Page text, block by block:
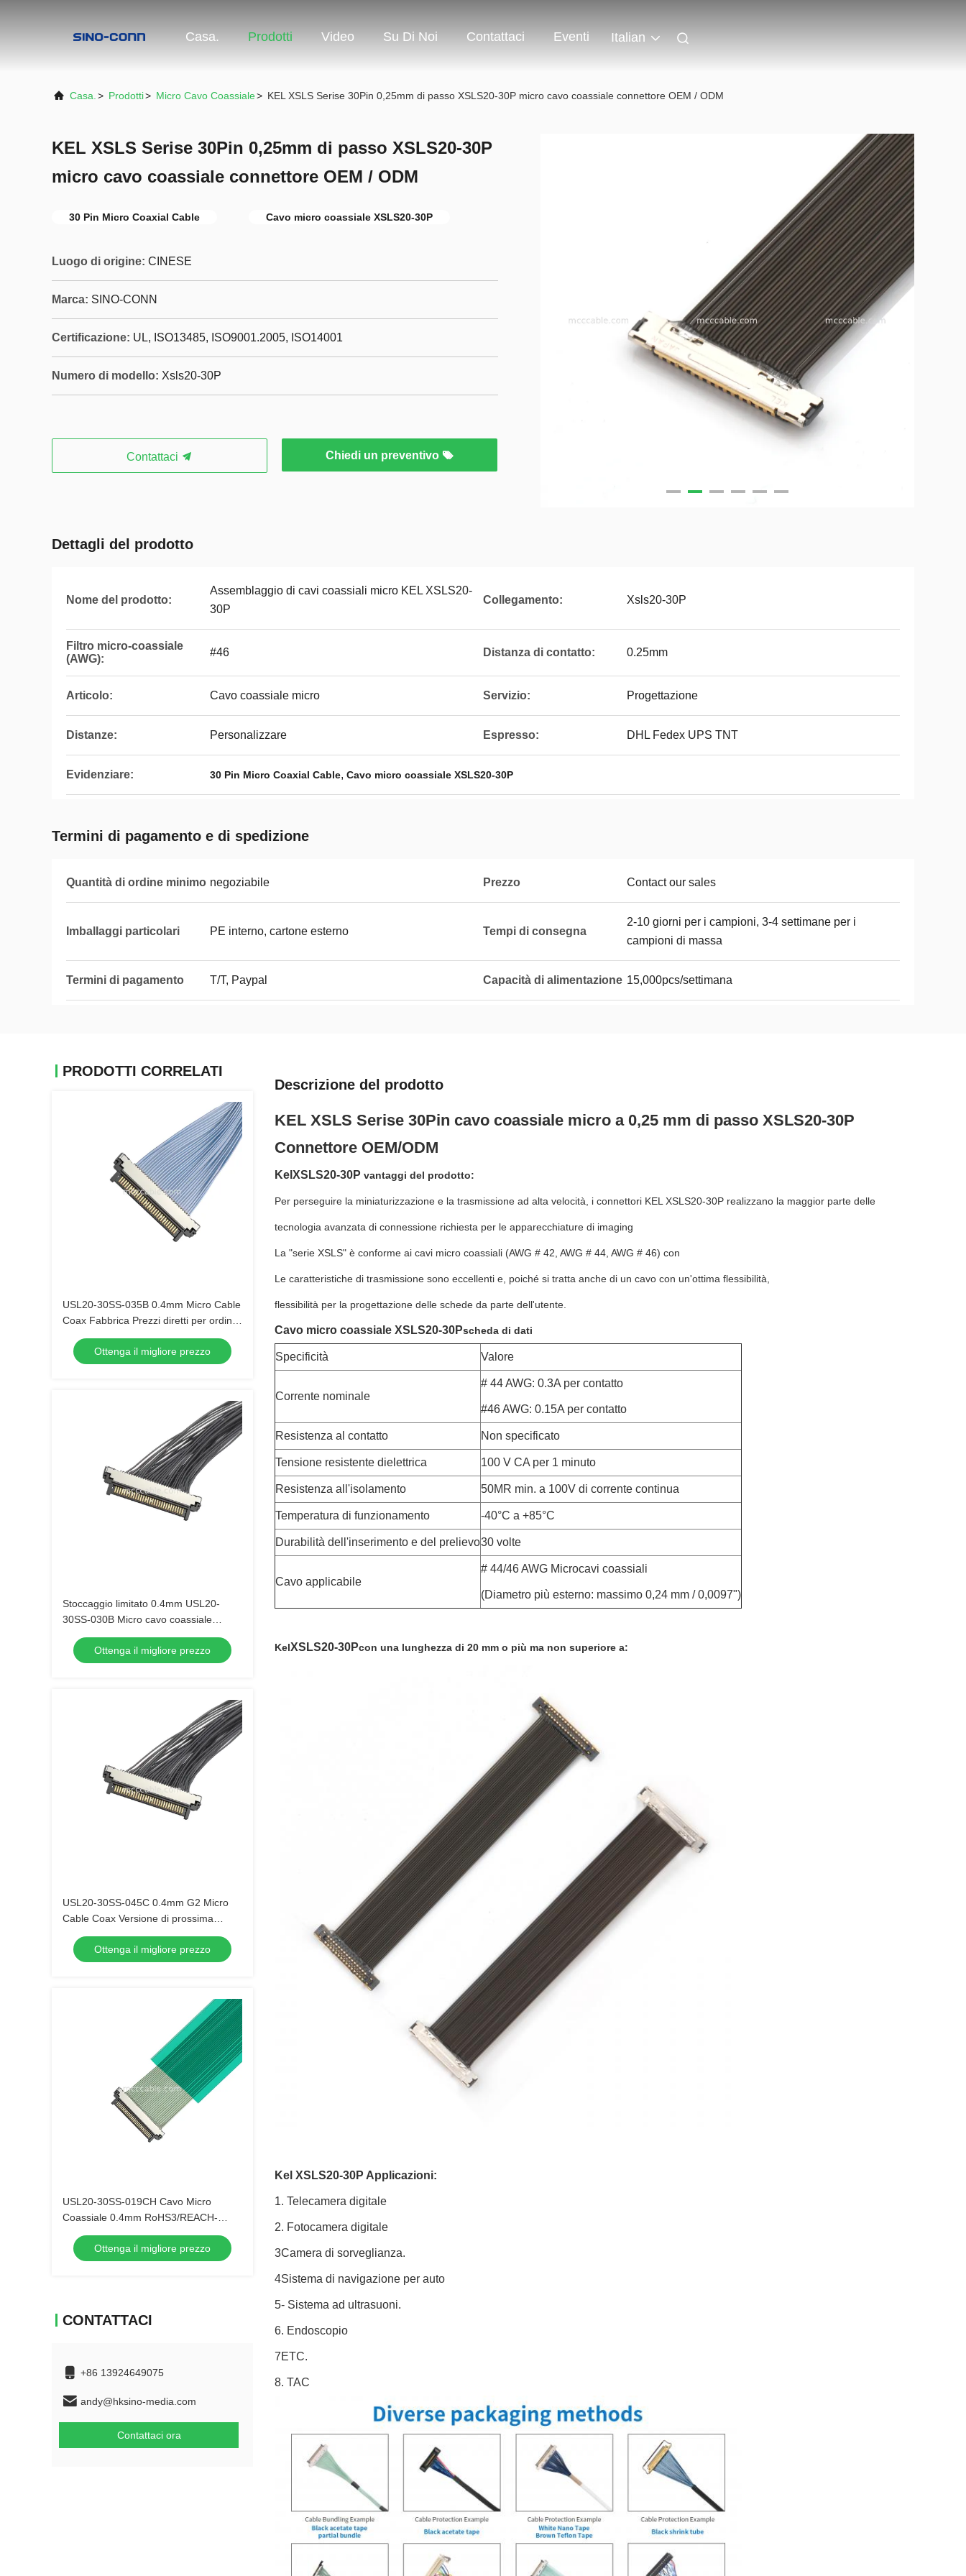
Casa. Prodotti Video Su Di Noi Contattaci Eventi Italian
Casa. > Prodotti> Micro Cavo Coassiale> KEL XSLS Serise 30Pin 0,25mm di passo XSLS20-30P micro cavo coassiale connettore OEM / ODM
KEL XSLS Serise 30Pin 0,25mm di passo XSLS20-30P
micro cavo coassiale connettore OEM / ODM
30 Pin Micro Coaxial Cable Cavo micro coassiale XSLS20-30P
Luogo di origine: CINESE
Marca: SINO-CONN
Certificazione: UL, ISO13485, ISO9001.2005, ISO14001
Numero di modello: Xsls20-30P
Contattaci Chiedi un preventivo
Dettagli del prodotto
Nome del prodotto:
Assemblaggio di cavi coassiali micro KEL XSLS20-
30P
Collegamento: Xsls20-30P
Filtro micro-coassiale
(AWG):
#46 Distanza di contatto: 0.25mm
Articolo: Cavo coassiale micro Servizio: Progettazione
Distanze: Personalizzare Espresso: DHL Fedex UPS TNT
Evidenziare: 30 Pin Micro Coaxial Cable, Cavo micro coassiale XSLS20-30P
Termini di pagamento e di spedizione
Quantità di ordine minimo negoziabile Prezzo Contact our sales
Imballaggi particolari PE interno, cartone esterno Tempi di consegna
2-10 giorni per i campioni, 3-4 settimane per i
campioni di massa
Termini di pagamento T/T, Paypal Capacità di alimentazione 15,000pcs/settimana
PRODOTTI CORRELATI
USL20-30SS-035B 0.4mm Micro Cable
Coax Fabbrica Prezzi diretti per ordini
di 1000+ pezzi
Ottenga il migliore prezzo
Stoccaggio limitato 0.4mm USL20-
30SS-030B Micro cavo coassiale
consegna rapida per fotocamera OEM
ordini alla rinfusa
Ottenga il migliore prezzo
USL20-30SS-045C 0.4mm G2 Micro
Cable Coax Versione di prossima
generazione con minore forza di
inserimentoOttenga il migliore prezzo
USL20-30SS-019CH Cavo Micro
Coassiale 0.4mm RoHS3/REACH-
Conforme Per Produttori Automobilistici
UE
Ottenga il migliore prezzo
CONTATTACI
+86 13924649075
andy@hksino-media.com
Contattaci ora
Descrizione del prodotto
KEL XSLS Serise 30Pin cavo coassiale micro a 0,25 mm di passo XSLS20-30P
Connettore OEM/ODM
Kel XSLS20-30P vantaggi del prodotto:
Per perseguire la miniaturizzazione e la trasmissione ad alta velocità, i connettori KEL XSLS20-30P realizzano la maggior parte delle
tecnologia avanzata di connessione richiesta per le apparecchiature di imaging
La "serie XSLS" è conforme ai cavi micro coassiali (AWG # 42, AWG # 44, AWG # 46) con
Le caratteristiche di trasmissione sono eccellenti e, poiché si tratta anche di un cavo con un'ottima flessibilità,
flessibilità per la progettazione delle schede da parte dell'utente.
Cavo micro coassiale XSLS20-30Pscheda di dati
Specificità Valore
Corrente nominale
# 44 AWG: 0.3A per contatto
#46 AWG: 0.15A per contatto
Resistenza al contatto Non specificato
Tensione resistente dielettrica 100 V CA per 1 minuto
Resistenza all'isolamento 50MR min. a 100V di corrente continua
Temperatura di funzionamento -40°C a +85°C
Durabilità dell'inserimento e del prelievo30 volte
Cavo applicabile
# 44/46 AWG Microcavi coassiali
(Diametro più esterno: massimo 0,24 mm / 0,0097")
KelXSLS20-30Pcon una lunghezza di 20 mm o più ma non superiore a:
Kel XSLS20-30P Applicazioni:
1. Telecamera digitale
2. Fotocamera digitale
3Camera di sorveglianza.
4Sistema di navigazione per auto
5- Sistema ad ultrasuoni.
6. Endoscopio
7ETC.
8. TAC